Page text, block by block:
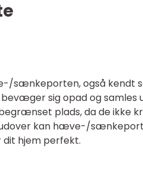
også kendt
sig opad og samles
plads, da de ikke
kan hæve-/
hjem perfekt.